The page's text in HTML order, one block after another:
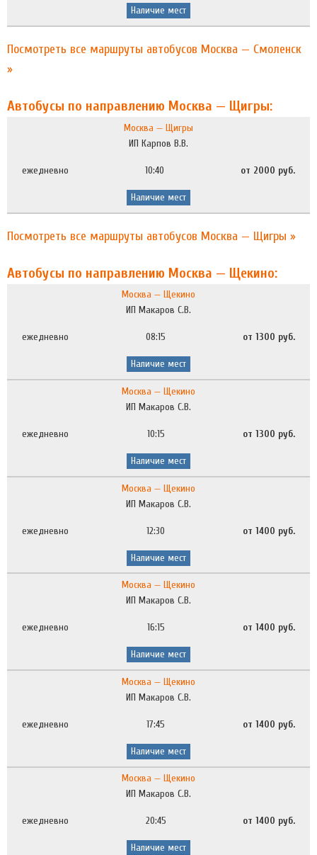
Наличие мест
Посмотреть все маршруты автобусов Москва — Смоленск
»
Автобусы по направлению Москва — Щигры:
Москва — Щигры
ИП Карпов В.В.
ежедневно 10:40 от 2000 руб.
Наличие мест
Посмотреть все маршруты автобусов Москва — Щигры »
Автобусы по направлению Москва — Щекино:
Москва — Щекино
ИП Макаров С.В.
ежедневно 08:15 от 1300 руб.
Наличие мест
Москва — Щекино
ИП Макаров С.В.
ежедневно 10:15 от 1300 руб.
Наличие мест
Москва — Щекино
ИП Макаров С.В.
ежедневно 12:30 от 1400 руб.
Наличие мест
Москва — Щекино
ИП Макаров С.В.
ежедневно 16:15 от 1400 руб.
Наличие мест
Москва — Щекино
ИП Макаров С.В.
ежедневно 17:45 от 1400 руб.
Наличие мест
Москва — Щекино
ИП Макаров С.В.
ежедневно 20:45 от 1400 руб.
Наличие мест